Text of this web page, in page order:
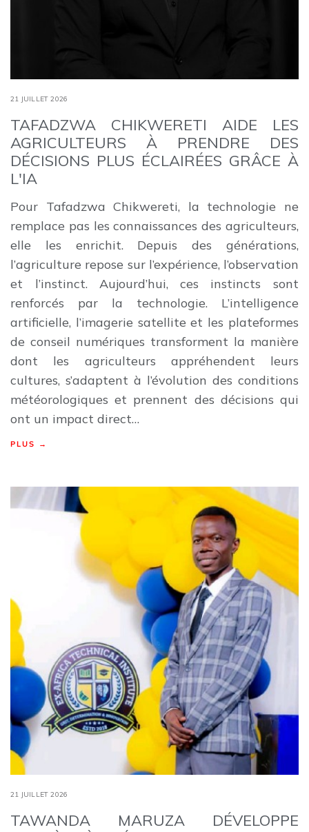
21 JUILLET 2026
TAFADZWA CHIKWERETI AIDE LES
AGRICULTEURS À PRENDRE DES
DÉCISIONS PLUS ÉCLAIRÉES GRÂCE À
L'IA
Pour Tafadzwa Chikwereti, la technologie ne
remplace pas les connaissances des agriculteurs,
elle les enrichit. Depuis des générations,
l’agriculture repose sur l’expérience, l’observation
et l’instinct. Aujourd’hui, ces instincts sont
renforcés par la technologie. L’intelligence
artificielle, l’imagerie satellite et les plateformes
de conseil numériques transforment la manière
dont les agriculteurs appréhendent leurs
cultures, s’adaptent à l’évolution des conditions
météorologiques et prennent des décisions qui
ont un impact direct…
PLUS →
21 JUILLET 2026
TAWANDA MARUZA DÉVELOPPE